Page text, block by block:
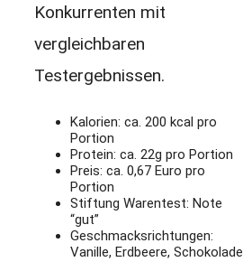
Konkurrenten mit
vergleichbaren
Testergebnissen.
Kalorien: ca. 200 kcal pro
Portion
Protein: ca. 22g pro Portion
Preis: ca. 0,67 Euro pro
Portion
Stiftung Warentest: Note
“gut”
Geschmacksrichtungen:
Vanille, Erdbeere, Schokolade